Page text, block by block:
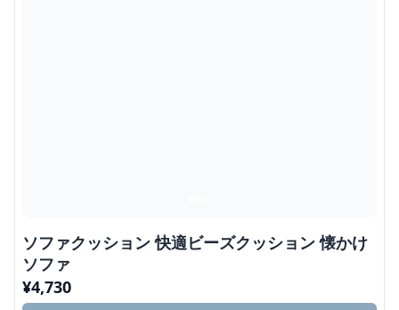
ソファクッション 快適ビーズクッション 懐かけ
ソファ
¥4,730